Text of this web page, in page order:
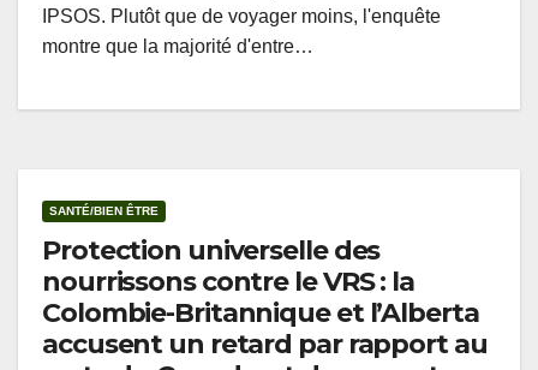
IPSOS. Plutôt que de voyager moins, l'enquête
montre que la majorité d'entre…
SANTÉ/BIEN ÊTRE
Protection universelle des
nourrissons contre le VRS : la
Colombie-Britannique et l’Alberta
accusent un retard par rapport au